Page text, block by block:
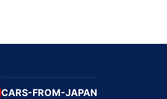
CARS-FROM-JAPAN